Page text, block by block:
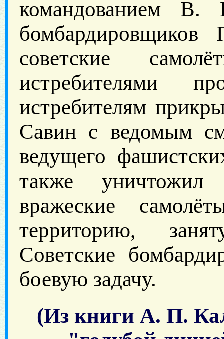
командованием В.
советские
истребителями
истребителям
Савин с ведомым
ведущего
также
вражеские
территорию,
Советские
боевую задачу.
(Из книги А. П.